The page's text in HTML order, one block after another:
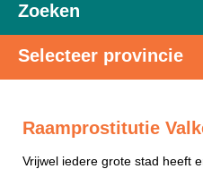
Zoeken
Selecteer provincie
Raamprostitutie
Vrijwel iedere grote stad heeft